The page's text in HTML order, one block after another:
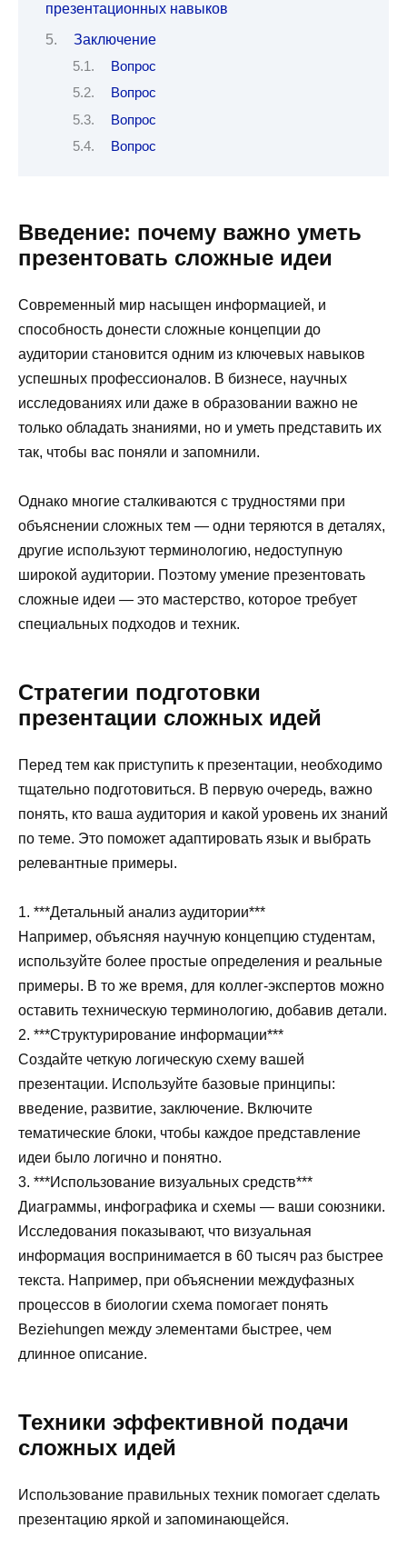
презентационных навыков
Заключение
Вопрос
Вопрос
Вопрос
Вопрос
Введение: почему важно уметь
презентовать сложные идеи
Современный мир насыщен информацией, и
способность донести сложные концепции до
аудитории становится одним из ключевых навыков
успешных профессионалов. В бизнесе, научных
исследованиях или даже в образовании важно не
только обладать знаниями, но и уметь представить их
так, чтобы вас поняли и запомнили.
Однако многие сталкиваются с трудностями при
объяснении сложных тем — одни теряются в деталях,
другие используют терминологию, недоступную
широкой аудитории. Поэтому умение презентовать
сложные идеи — это мастерство, которое требует
специальных подходов и техник.
Стратегии подготовки
презентации сложных идей
Перед тем как приступить к презентации, необходимо
тщательно подготовиться. В первую очередь, важно
понять, кто ваша аудитория и какой уровень их знаний
по теме. Это поможет адаптировать язык и выбрать
релевантные примеры.
1. ***Детальный анализ аудитории***
Например, объясняя научную концепцию студентам,
используйте более простые определения и реальные
примеры. В то же время, для коллег-экспертов можно
оставить техническую терминологию, добавив детали.
2. ***Структурирование информации***
Создайте четкую логическую схему вашей
презентации. Используйте базовые принципы:
введение, развитие, заключение. Включите
тематические блоки, чтобы каждое представление
идеи было логично и понятно.
3. ***Использование визуальных средств***
Диаграммы, инфографика и схемы — ваши союзники.
Исследования показывают, что визуальная
информация воспринимается в 60 тысяч раз быстрее
текста. Например, при объяснении междуфазных
процессов в биологии схема помогает понять
Beziehungen между элементами быстрее, чем
длинное описание.
Техники эффективной подачи
сложных идей
Использование правильных техник помогает сделать
презентацию яркой и запоминающейся.